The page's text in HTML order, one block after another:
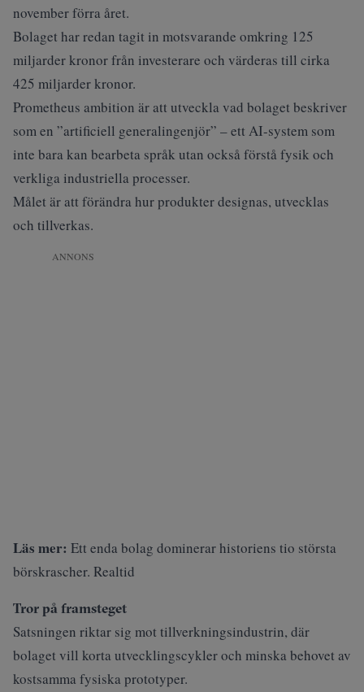
november förra året.
Bolaget har redan tagit in motsvarande omkring 125
miljarder kronor från investerare och värderas till cirka
425 miljarder kronor.
Prometheus ambition är att utveckla vad bolaget beskriver
som en ”artificiell generalingenjör” – ett AI-system som
inte bara kan bearbeta språk utan också förstå fysik och
verkliga industriella processer.
Målet är att förändra hur produkter designas, utvecklas
och tillverkas.
ANNONS
Läs mer: Ett enda bolag dominerar historiens tio största
börskrascher. Realtid
Tror på framsteget
Satsningen riktar sig mot tillverkningsindustrin, där
bolaget vill korta utvecklingscykler och minska behovet av
kostsamma fysiska prototyper.